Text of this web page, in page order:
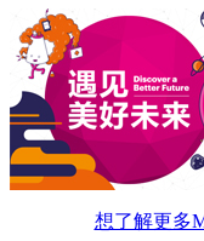
想了解更多